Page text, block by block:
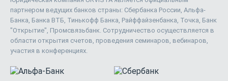
партнером ведущих банков страны: Сбербанка России, Альфа-
Банка, Банка ВТБ, Тинькофф Банка, Райффайзенбанка, Точка, Банк
"Открытие", Промсвязьбанк. Сотрудничество осуществляется в
области открытия счетов, проведения семинаров, вебинаров,
участия в конференциях.